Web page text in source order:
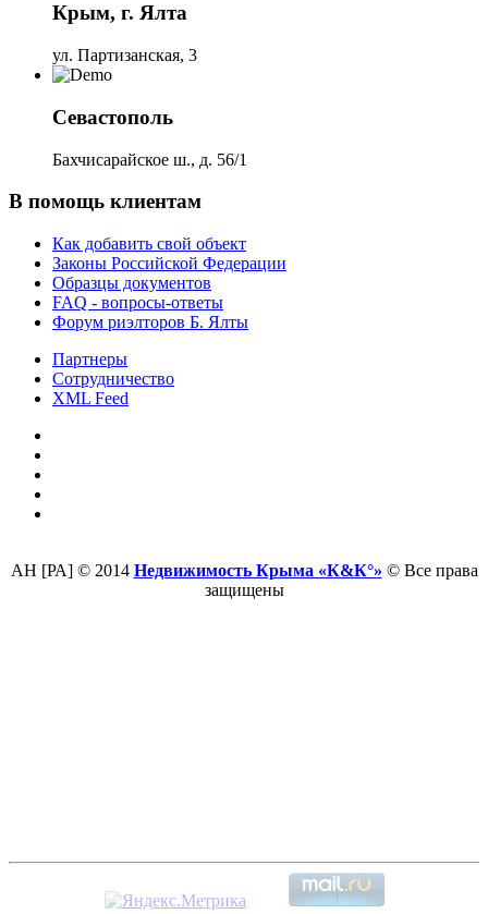
Крым, г. Ялта
ул. Партизанская, 3
Севастополь
Бахчисарайское ш., д. 56/1
В помощь клиентам
Как добавить свой объект
Законы Российской Федерации
Образцы документов
FAQ - вопросы-ответы
Форум риэлторов Б. Ялты
Партнеры
Сотрудничество
XML Feed
АН [РА] © 2014 Недвижимость Крыма «К&К°» © Все права
защищены